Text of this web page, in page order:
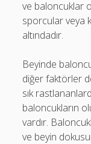
ve baloncuklar
sporcular veya
altındadır.
Beyinde
diğer faktörler
sık
baloncukların
vardır.
ve beyin